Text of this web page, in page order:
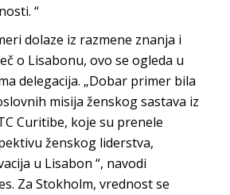
“
dolaze iz razmene znanja i
o Lisabonu, ovo se ogleda u
delegacija. „Dobar primer bila
misija ženskog sastava iz
Curitibe, koje su prenele
ženskog liderstva,
u Lisabon “, navodi
Za Stokholm, vrednost se